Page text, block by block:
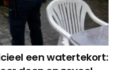
een watertekort: